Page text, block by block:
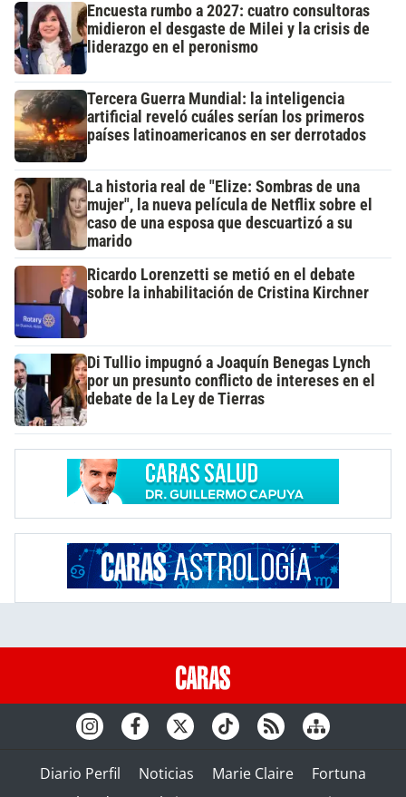
Encuesta rumbo a 2027: cuatro consultoras
midieron el desgaste de Milei y la crisis de
liderazgo en el peronismo
Tercera Guerra Mundial: la inteligencia
artificial reveló cuáles serían los primeros
países latinoamericanos en ser derrotados
La historia real de "Elize: Sombras de una
mujer", la nueva película de Netflix sobre el
caso de una esposa que descuartizó a su
marido
Ricardo Lorenzetti se metió en el debate
sobre la inhabilitación de Cristina Kirchner
Di Tullio impugnó a Joaquín Benegas Lynch
por un presunto conflicto de intereses en el
debate de la Ley de Tierras
Diario Perfil Noticias Marie Claire
Fortuna